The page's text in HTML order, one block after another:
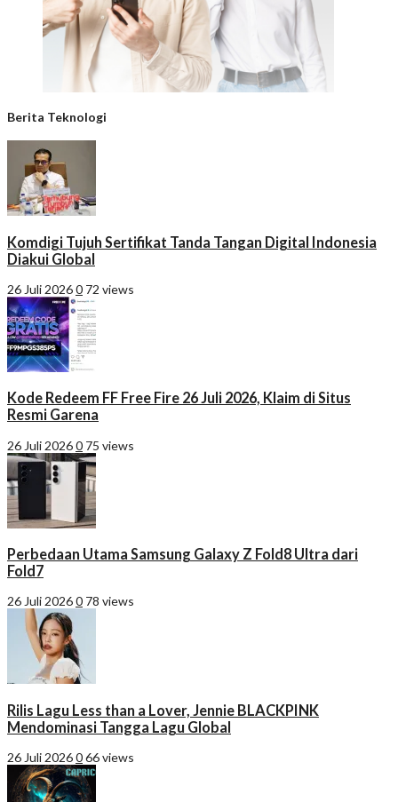
Berita Teknologi
Komdigi Tujuh Sertifikat Tanda Tangan Digital Indonesia
Diakui Global
26 Juli 20260 72 views
Kode Redeem FF Free Fire 26 Juli 2026, Klaim di Situs
Resmi Garena
26 Juli 20260 75 views
Perbedaan Utama Samsung Galaxy Z Fold8 Ultra dari
Fold7
26 Juli 20260 78 views
Rilis Lagu Less than a Lover, Jennie BLACKPINK
Mendominasi Tangga Lagu Global
26 Juli 2026066 views